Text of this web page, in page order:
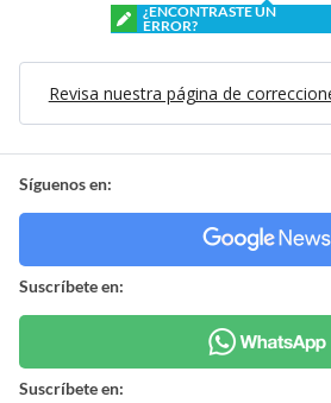
¿ENCONTRASTE UN
ERROR?
Revisa nuestra página de
Síguenos en:
Suscríbete en:
Suscríbete en: